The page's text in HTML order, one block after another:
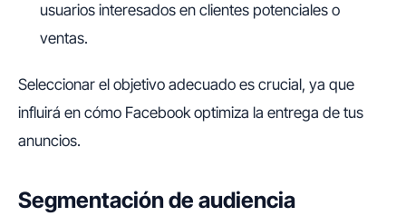
usuarios interesados en clientes potenciales o
ventas.
Seleccionar el objetivo adecuado es crucial, ya que
influirá en cómo Facebook optimiza la entrega de tus
anuncios.
Segmentación de audiencia